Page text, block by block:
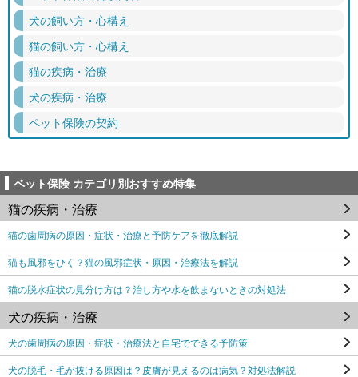
犬の飼い方・心構え
猫の飼い方・心構え
猫の疾病・治療
犬の疾病・治療
ペット保険の契約
ペット保険 カテゴリ別おすすめ特集
猫の疾病・治療
猫の歯周病の原因・症状・治療と予防ケアを徹底解説
猫も風邪をひく？猫の風邪症状・原因・治療法を解説
猫の脱水症状の見分け方は？治し方や水を飲まないときの対処法
犬の疾病・治療
犬の歯周病の原因・症状・治療法と自宅でできる予防策
犬の脱毛・毛が抜ける原因は？皮膚が見えるのは病気？対処法解説